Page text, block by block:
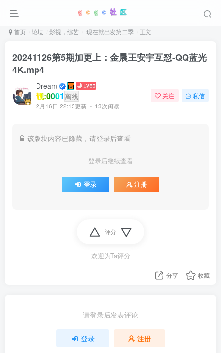
首页 论坛 影视，综艺 现在就出发第二季 正文
20241126第5期加更上：金晨王安宇互怼-QQ蓝光
4K.mp4
Dream
靓:0001 离线
2月16日 22:13更新 13次阅读
关注 私信
该版块内容已隐藏，请登录后查看
登录后继续查看
登录 注册
评分
欢迎为Ta评分
分享 收藏
请登录后发表评论
登录 注册